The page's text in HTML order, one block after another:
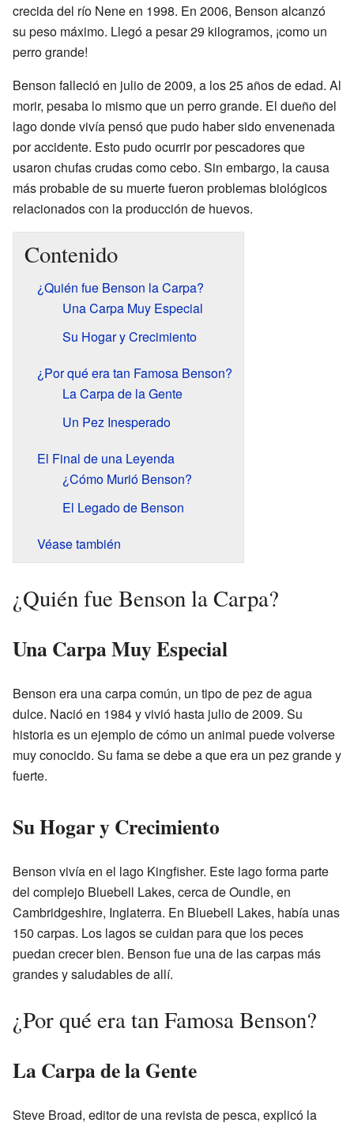
crecida del río Nene en 1998. En 2006, Benson alcanzó
su peso máximo. Llegó a pesar 29 kilogramos, ¡como un
perro grande!
Benson falleció en julio de 2009, a los 25 años de edad. Al
morir, pesaba lo mismo que un perro grande. El dueño del
lago donde vivía pensó que pudo haber sido envenenada
por accidente. Esto pudo ocurrir por pescadores que
usaron chufas crudas como cebo. Sin embargo, la causa
más probable de su muerte fueron problemas biológicos
relacionados con la producción de huevos.
Contenido
¿Quién fue Benson la Carpa?
Una Carpa Muy Especial
Su Hogar y Crecimiento
¿Por qué era tan Famosa Benson?
La Carpa de la Gente
Un Pez Inesperado
El Final de una Leyenda
¿Cómo Murió Benson?
El Legado de Benson
Véase también
¿Quién fue Benson la Carpa?
Una Carpa Muy Especial
Benson era una carpa común, un tipo de pez de agua
dulce. Nació en 1984 y vivió hasta julio de 2009. Su
historia es un ejemplo de cómo un animal puede volverse
muy conocido. Su fama se debe a que era un pez grande y
fuerte.
Su Hogar y Crecimiento
Benson vivía en el lago Kingfisher. Este lago forma parte
del complejo Bluebell Lakes, cerca de Oundle, en
Cambridgeshire, Inglaterra. En Bluebell Lakes, había unas
150 carpas. Los lagos se cuidan para que los peces
puedan crecer bien. Benson fue una de las carpas más
grandes y saludables de allí.
¿Por qué era tan Famosa Benson?
La Carpa de la Gente
Steve Broad, editor de una revista de pesca, explicó la